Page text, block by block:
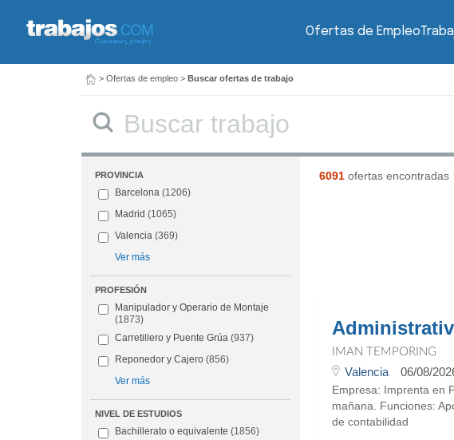
Ofertas de Empleo
> Ofertas de empleo > Buscar ofertas de trabajo
PROVINCIA
Barcelona (1206)
Madrid (1065)
Valencia (369)
Ver más
PROFESIÓN
Manipulador y Operario de Montaje
(1873)
Carretillero y Puente Grúa (937)
Reponedor y Cajero (856)
Ver más
NIVEL DE ESTUDIOS
Bachillerato o equivalente (1856)
6091ofertas encontradas
IMAN TEMPORING
Valencia 06/08/
Empresa: Imprenta en
mañana. Funciones:
de contabilidad